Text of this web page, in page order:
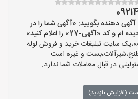
دهنده بگویید: «آگهی شما را در
«آگهی-27» را اعلام کنید»
سایت تبلیغات خرید و فروش لوله
و غیره است
در قبال معاملات شما ندارد.
(افزایش بازدید)